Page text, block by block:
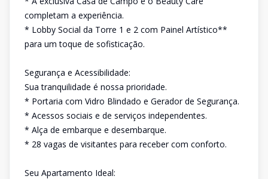
completam a experiência.
* Lobby Social da Torre 1 e 2 com Painel Artístico**
para um toque de sofisticação.
Segurança e Acessibilidade:
Sua tranquilidade é nossa prioridade.
* Portaria com Vidro Blindado e Gerador de Segurança.
* Acessos sociais e de serviços independentes.
* Alça de embarque e desembarque.
* 28 vagas de visitantes para receber com conforto.
Seu Apartamento Ideal: